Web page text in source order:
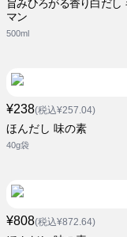
旨みひろがる香り白だし
マン
500ml
¥238(税込¥257.04)
ほんだし 味の素
40g袋
¥808(税込¥872.64)